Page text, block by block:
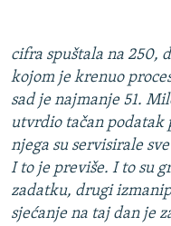
cifra spuštala na 250,
kojom je krenuo
sad je najmanje 51.
utvrdio tačan podatak
njega su servisirale
I to je previše. I to su
zadatku, drugi
sjećanje na taj dan je